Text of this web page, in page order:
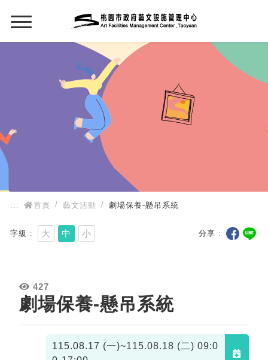
::: 首頁 藝文活動 劇場保養-懸吊系統
字級 大 中 小 分享
427
劇場保養-懸吊系統
115.08.17 (一)~115.08.18 (二) 09:0